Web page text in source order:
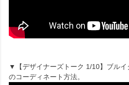
▼【デザイナーズトーク 1/10】ブル
のコーディネート方法。